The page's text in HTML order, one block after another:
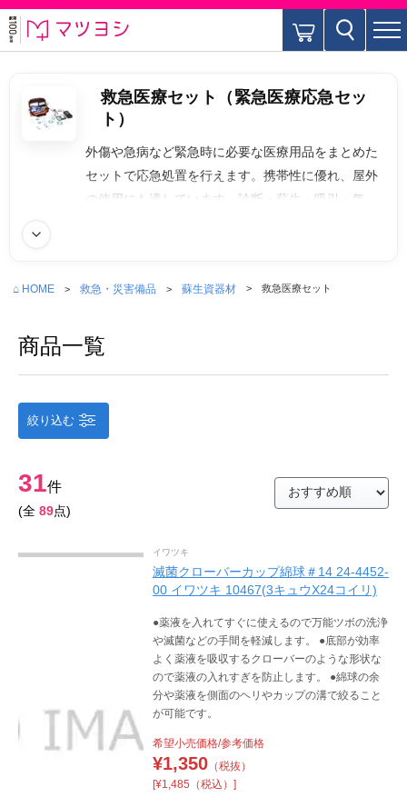
救急医療セット（緊急医療応急セッ
ト）
外傷や急病など緊急時に必要な医療用品をまとめた
セットで応急処置を行えます。携帯性に優れ、屋外
の使用にも適しています。診断・蘇生・吸引・気道
どです。企業・施設向けには、現場対応を想定した
ー、経口補水液、嘔吐処理キットなどが入ります。
続きを読む
⌂ HOME 救急・災害備品 蘇生資器材 救急医療セット
商品一覧
絞り込む
31件
(全 89点)
イワツキ
滅菌クローバーカップ綿球＃14 24-4452-
00 イワツキ 10467(3キュウX24コイリ)
●薬液を入れてすぐに使えるので万能ツボの洗浄
や滅菌などの手間を軽減します。 ●底部が効率
よく薬液を吸収するクローバーのような形状な
ので薬液の入れすぎを防止します。 ●綿球の余
分や薬液を側面のヘリやカップの溝で絞ること
が可能です。
希望小売価格/参考価格
¥1,350（税抜）
[¥1,485（税込）]